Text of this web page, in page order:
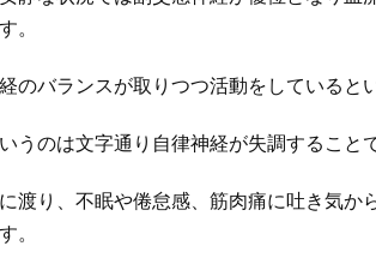
。
のバランスが取りつつ活動をしていると
うのは文字通り自律神経が失調すること
渡り、不眠や倦怠感、筋肉痛に吐き気か
。